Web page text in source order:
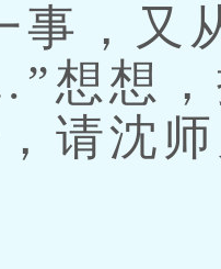
事，又
想想，
，请沈